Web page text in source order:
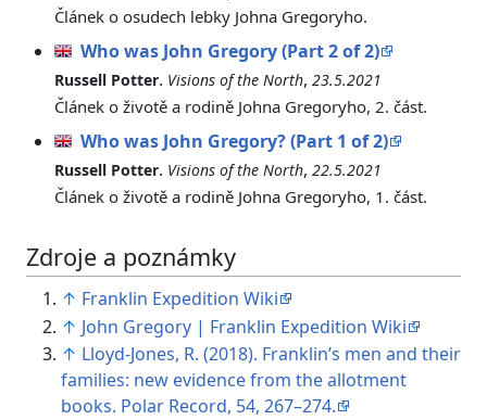
Článek o osudech lebky Johna Gregoryho.
Who was John Gregory (Part 2 of 2)
Russell Potter. Visions of the North, 23.5.2021
Článek o životě a rodině Johna Gregoryho, 2. část.
Who was John Gregory? (Part 1 of 2)
Russell Potter. Visions of the North, 22.5.2021
Článek o životě a rodině Johna Gregoryho, 1. část.
Zdroje a poznámky
↑ Franklin Expedition Wiki
↑ John Gregory | Franklin Expedition Wiki
↑ Lloyd-Jones, R. (2018). Franklin’s men and their
families: new evidence from the allotment
books. Polar Record, 54, 267–274.